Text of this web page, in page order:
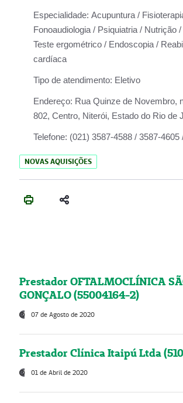
Especialidade: Acupuntura /
Fonoaudiologia / Psiquiatria / Nutrição
Teste ergométrico / Endoscopia /
cardíaca
Tipo de atendimento: Eletivo
Endereço: Rua Quinze de Novembro,
802, Centro, Niterói, Estado do Rio de
Telefone: (021) 3587-4588 / 3587-4605
NOVAS AQUISIÇÕES
Prestador OFTALMOCLÍNICA
GONÇALO (55004164-2)
07 de Agosto de 2020
Prestador Clínica Itaipú Ltda
01 de Abril de 2020